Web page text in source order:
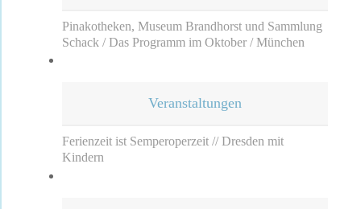
Pinakotheken, Museum Brandhorst und Sammlung
Schack / Das Programm im Oktober / München
Veranstaltungen
Ferienzeit ist Semperoperzeit // Dresden mit
Kindern